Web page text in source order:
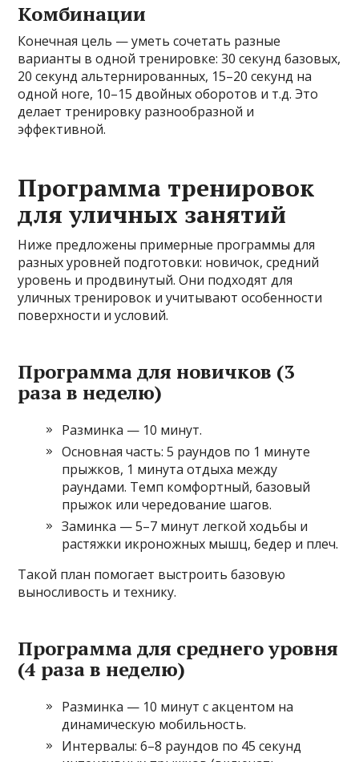
Комбинации
Конечная цель — уметь сочетать разные
варианты в одной тренировке: 30 секунд базовых,
20 секунд альтернированных, 15–20 секунд на
одной ноге, 10–15 двойных оборотов и т.д. Это
делает тренировку разнообразной и
эффективной.
Программа тренировок
для уличных занятий
Ниже предложены примерные программы для
разных уровней подготовки: новичок, средний
уровень и продвинутый. Они подходят для
уличных тренировок и учитывают особенности
поверхности и условий.
Программа для новичков (3
раза в неделю)
Разминка — 10 минут.
Основная часть: 5 раундов по 1 минуте
прыжков, 1 минута отдыха между
раундами. Темп комфортный, базовый
прыжок или чередование шагов.
Заминка — 5–7 минут легкой ходьбы и
растяжки икроножных мышц, бедер и плеч.
Такой план помогает выстроить базовую
выносливость и технику.
Программа для среднего уровня
(4 раза в неделю)
Разминка — 10 минут с акцентом на
динамическую мобильность.
Интервалы: 6–8 раундов по 45 секунд